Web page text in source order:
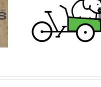
Bike Viacesi